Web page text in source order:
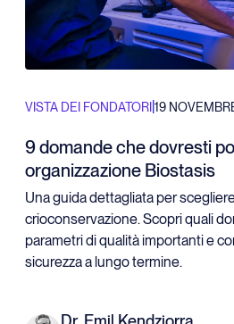
VISTA DEI FONDATORI |19
9 domande che dovresti
organizzazione Biostasis
Una guida dettagliata per
crioconservazione. Scopri quali
parametri di qualità importanti e
sicurezza a lungo termine.